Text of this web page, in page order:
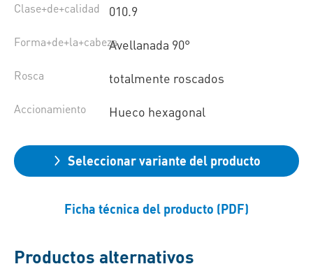
Clase+de+calidad 010.9
Forma+de+la+cabezaAvellanada 90°
Rosca totalmente roscados
Accionamiento Hueco hexagonal
Seleccionar variante del producto
Ficha técnica del producto (PDF)
Productos alternativos